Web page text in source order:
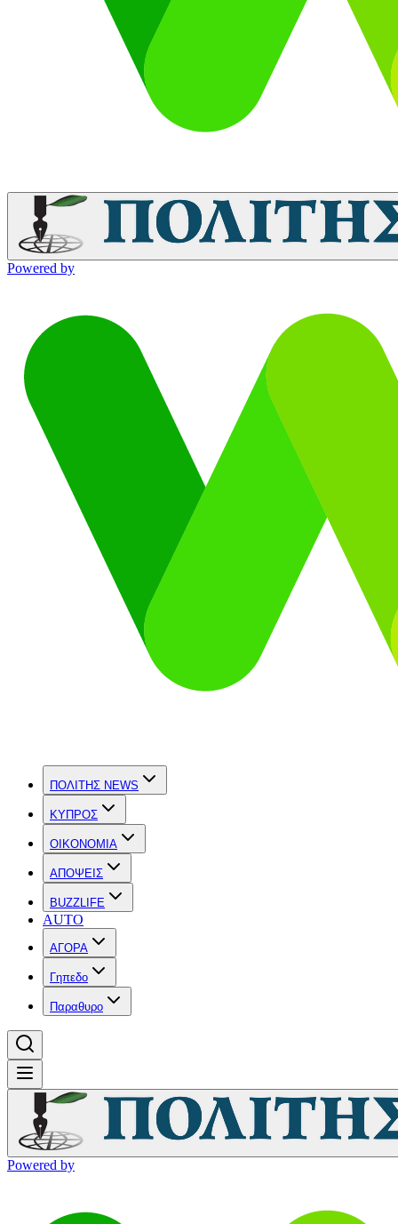
Powered by
ΠΟΛΙΤΗΣ NEWS
ΚΥΠΡΟΣ
OIKONOMIA
ΑΠΟΨΕΙΣ
BUZZLIFE
AUTO
ΑΓΟΡΑ
Γηπεδο
Παραθυρο
Powered by